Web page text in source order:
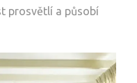
prosvětlí a působí